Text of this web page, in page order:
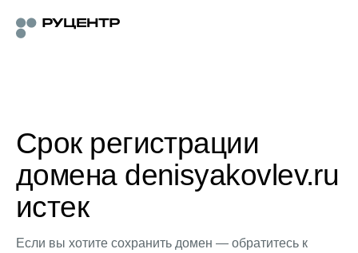
Срок регистрации
домена denisyakovlev.ru
истек
Если вы хотите сохранить домен — обратитесь к